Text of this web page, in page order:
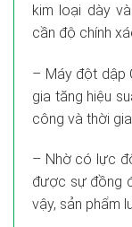
kim loại dày
cần độ chính
– Máy đột dập
gia tăng hiệu
công và thời
– Nhờ có lực
được sự đồng
vậy, sản phẩm